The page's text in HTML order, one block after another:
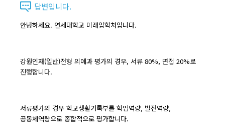
답변입니다.
안녕하세요. 연세대학교 미래입학처입니다.
강원인재(일반)전형 의예과 평가의 경우, 서류 80%, 면접 20%로
진행합니다.
서류평가의 경우 학교생활기록부를 학업역량, 발전역량,
공동체역량으로 종합적으로 평가합니다.